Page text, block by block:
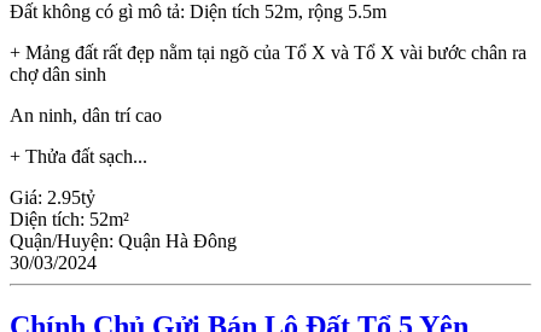
Đất không có gì mô tả: Diện tích 52m, rộng 5.5m
+ Mảng đất rất đẹp nằm tại ngõ của Tổ X và Tổ X vài bước chân ra
chợ dân sinh
An ninh, dân trí cao
+ Thửa đất sạch...
Giá: 2.95tỷ
Diện tích: 52m²
Quận/Huyện: Quận Hà Đông
30/03/2024